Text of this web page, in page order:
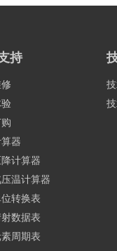
地形特征，并且整套
傅里叶红外光谱仪移
伪装探测
项目单位：美国SpecTIR
项目简介：覆盖伪装
持
器
计算器
温计算器
转换表
数据表
周期表